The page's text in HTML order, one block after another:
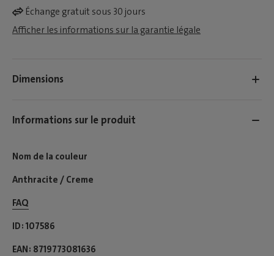
Échange gratuit sous 30 jours
Afficher les informations sur la garantie légale
Dimensions
Informations sur le produit
Nom de la couleur
Anthracite / Creme
FAQ
ID 107586
EAN 8719773081636